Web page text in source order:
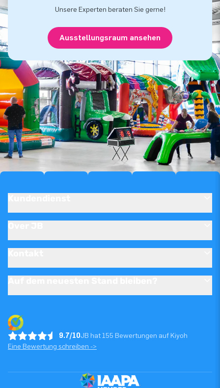
Unsere Experten beraten Sie gerne!
Ausstellungsraum ansehen
9.7/10JB hat 155 Bewertungen auf Kiyoh
Eine Bewertung schreiben ->